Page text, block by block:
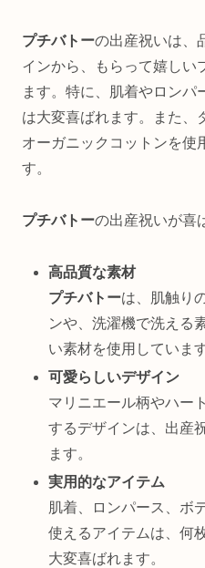
プチバトーの出産祝いは、
インから、もらって嬉しい
ます。 特に、肌着やロンパ
は大変喜ばれます。
また、
オーガニックコットンを使
す。
プチバトーの出産祝いが喜
高品質な素材
プチバトーは、肌触り
ンや、洗濯機で洗える
い素材を使用しています
可愛らしいデザイン
マリニエール柄やハー
するデザインは、出産
ます。
実用的なアイテム
肌着、ロンパース、ボ
使えるアイテムは、何
大変喜ばれます。